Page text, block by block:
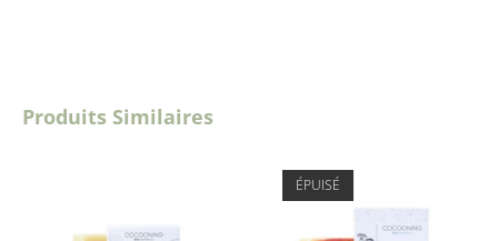
Produits Similaires
ÉPUISÉ